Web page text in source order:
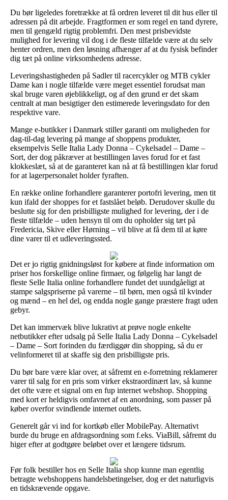
Du bør ligeledes foretrække at få ordren leveret til dit hus eller til
adressen på dit arbejde. Fragtformen er som regel en tand dyrere,
men til gengæld rigtig problemfri. Den mest prisbevidste
mulighed for levering vil dog i de fleste tilfælde være at du selv
henter ordren, men den løsning afhænger af at du fysisk befinder
dig tæt på online virksomhedens adresse.
Leveringshastigheden på Sadler til racercykler og MTB cykler
Dame kan i nogle tilfælde være meget essentiel forudsat man
skal bruge varen øjeblikkeligt, og af den grund er det skam
centralt at man besigtiger den estimerede leveringsdato for den
respektive vare.
Mange e-butikker i Danmark stiller garanti om muligheden for
dag-til-dag levering på mange af shoppens produkter,
eksempelvis Selle Italia Lady Donna – Cykelsadel – Dame –
Sort, der dog påkræver at bestillingen laves forud for et fast
klokkeslæt, så at de garanteret kan nå at få bestillingen klar forud
for at lagerpersonalet holder fyraften.
En række online forhandlere garanterer portofri levering, men tit
kun ifald der shoppes for et fastslået beløb. Derudover skulle du
beslutte sig for den prisbilligste mulighed for levering, der i de
fleste tilfælde – uden hensyn til om du opholder sig tæt på
Fredericia, Skive eller Hørning – vil blive at få dem til at køre
dine varer til et udleveringssted.
Det er jo rigtig gnidningsløst for købere at finde information om
priser hos forskellige online firmaer, og følgelig har langt de
fleste Selle Italia online forhandlere fundet det uundgåeligt at
stampe salgspriserne på varerne – til børn, men også til kvinder
og mænd – en hel del, og endda nogle gange præstere fragt uden
gebyr.
Det kan immervæk blive lukrativt at prøve nogle enkelte
netbutikker efter udsalg på Selle Italia Lady Donna – Cykelsadel
– Dame – Sort forinden du færdiggør din shopping, så du er
velinformeret til at skaffe sig den prisbilligste pris.
Du bør bare være klar over, at såfremt en e-forretning reklamerer
varer til salg for en pris som virker ekstraordinært lav, så kunne
det ofte være et signal om en fup internet webshop. Shopping
med kort er heldigvis omfavnet af en anordning, som passer på
køber overfor svindlende internet outlets.
Generelt går vi ind for kortkøb eller MobilePay. Alternativt
burde du bruge en afdragsordning som f.eks. ViaBill, såfremt du
higer efter at godtgøre beløbet over et længere tidsrum.
Før folk bestiller hos en Selle Italia shop kunne man egentlig
betragte webshoppens handelsbetingelser, dog er det naturligvis
en tidskrævende opgave.